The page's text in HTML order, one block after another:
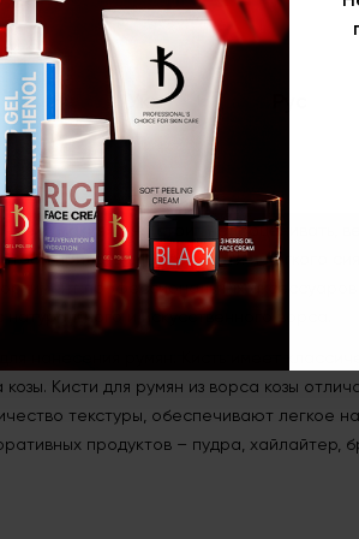
Укр
Кисть для румян №105
105 (ворс: коза)
совокупности факторов –
макияжа не стоит недооценивать,
придать лицу свежести и легкого
профессиональных
и искусственного ворса.
нанесения румян. Кисть имеет
Кисти для румян из ворса козы
текстуры, обеспечивают легкое
продуктов – пудра, хайлайтер,